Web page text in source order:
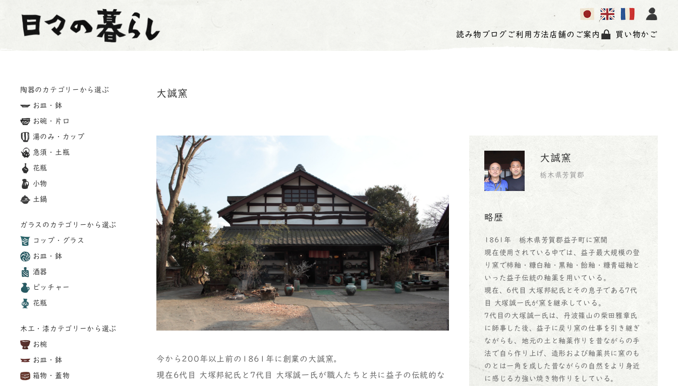
読み物 ブログ ご利用方法 店舗のご案内 買い物かご
陶器のカテゴリーから選ぶ
お皿・鉢
お碗・片口
湯のみ・カップ
急須・土瓶
花瓶
小物
土鍋
ガラスのカテゴリーから選ぶ
コップ・グラス
お皿・鉢
酒器
ピッチャー
花瓶
木工・漆カテゴリーから選ぶ
お椀
お皿・鉢
箱物・蓋物
大誠窯
大誠窯
栃木県芳賀郡
略歴
1861年 栃木県芳賀郡益子町に窯開
現在使用されている中では、益子最大規模の登
り窯で柿釉・糠白釉・黒釉・飴釉・糠青磁釉と
いった益子伝統の釉薬を用いている。
現在、6代目 大塚邦紀氏とその息子である7代
目 大塚誠一氏が窯を継承している。
7代目の大塚誠一氏は、丹波篠山の柴田雅章氏
に師事した後、益子に戻り窯の仕事を引き継ぎ
ながらも、地元の土と釉薬作りを昔ながらの手
法で自ら作り上げ、造形および釉薬共に窯のも
のとは一角を成した昔ながらの自然をより身近
に感じる力強い焼き物作りをしている。
今から200年以上前の1861年に創業の大誠窯。
現在6代目 大塚邦紀氏と7代目 大塚誠一氏が職人たちと共に益子の伝統的な